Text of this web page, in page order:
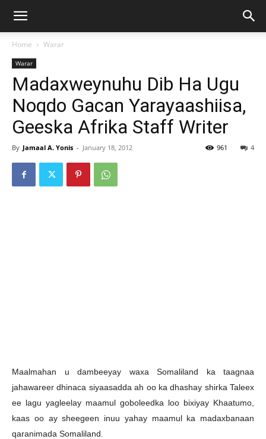
Home Warar
Warar
Madaxweynuhu Dib Ha Ugu
Noqdo Gacan Yarayaashiisa,
Geeska Afrika Staff Writer
By Jamaal A. Yonis - January 18, 2012 4
961
Maalmahan u dambeeyay waxa Somaliland ka taagnaa
jahawareer dhinaca siyaasadda ah oo ka dhashay shirka Taleex
ee lagu yagleelay maamul goboleedka loo bixiyay Khaatumo,
kaas oo ay sheegeen inuu yahay maamul ka madaxbanaan
qaranimada Somaliland.